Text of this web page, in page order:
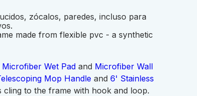
zócalos, paredes, incluso para
made from flexible pvc - a synthetic
Wet Pad and Microfiber Wall
Mop Handle and 6' Stainless
cling to the frame with hook and loop.